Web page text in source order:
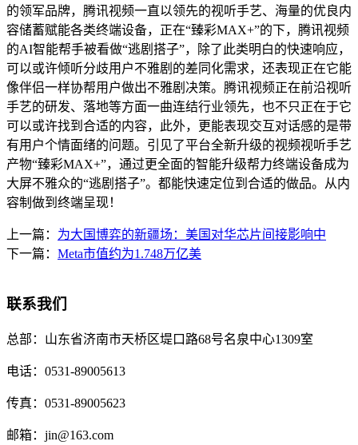
的领军品牌，腾讯视频一直以领先的视听手艺、海量的优良内
容储蓄赋能各类终端设备，正在“臻彩MAX+”的下，腾讯视频
的AI智能帮手被看做“逃剧搭子”，除了此类明白的快速响应，
可以或许倾听分歧用户不雅剧的差同化需求，还表现正在它能
像伴侣一样协帮用户做出不雅剧决策。腾讯视频正在前沿视听
手艺的研发、落地等方面一曲连结行业领先，也不只正在于它
可以或许找到合适的内容，此外，更能表现交互对话感的是带
有用户个情面绪的问题。引见了平台全新升级的视频视听手艺
产物“臻彩MAX+”，通过更全面的智能升级帮力终端设备成为
大屏不雅众的“逃剧搭子”。都能快速定位到合适的做品。从内
容制做到终端呈现！
上一篇： 为大国博弈的新疆场：美国对华芯片间接影响中
下一篇： Meta市值约为1.748万亿美
联系我们
总部： 山东省济南市天桥区堤口路68号名泉中心1309室
电话： 0531-89005613
传真： 0531-89005623
邮箱： jin@163.com